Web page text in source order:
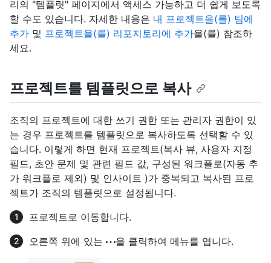
리의 "템플릿" 페이지에서 액세스 가능하고 더 쉽게 보도록
할 수도 있습니다. 자세한 내용은 내 프로젝트을(를) 팀에
추가 및 프로젝트을(를) 리포지토리에 추가을(를) 참조하
세요.
프로젝트를 템플릿으로 복사
조직의 프로젝트에 대한 쓰기 권한 또는 관리자 권한이 있
는 경우 프로젝트를 템플릿으로 복사하도록 선택할 수 있
습니다. 이렇게 하면 현재 프로젝트(복사 뷰, 사용자 지정
필드, 초안 문제 및 관련 필드 값, 구성된 워크플로(자동 추
가 워크플로 제외) 및 인사이트 )가 중복되고 복사된 프로
젝트가 조직의 템플릿으로 설정됩니다.
프로젝트로 이동합니다.
오른쪽 위에 있는
을 클릭하여 메뉴를 엽니다.